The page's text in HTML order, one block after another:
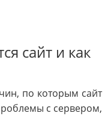
сайт и как
по которым сайт
с сервером,